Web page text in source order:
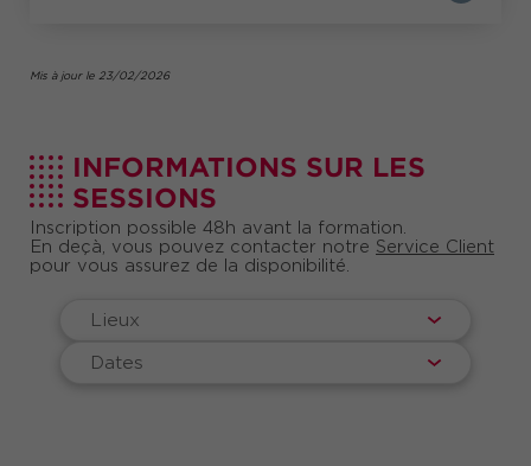
Mis à jour le 23/02/2026
INFORMATIONS SUR LES
SESSIONS
Inscription possible 48h avant la formation.
En deçà, vous pouvez contacter notre Service Client
pour vous assurez de la disponibilité.
Lieux
Dates